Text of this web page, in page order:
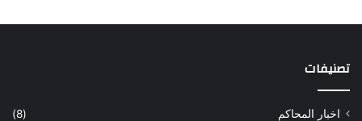
تصنيفات
اخبار المحاكم
(8)